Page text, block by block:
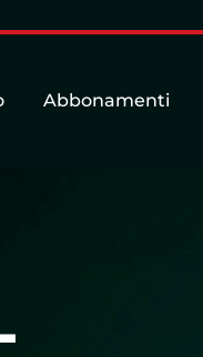
Abbonamenti